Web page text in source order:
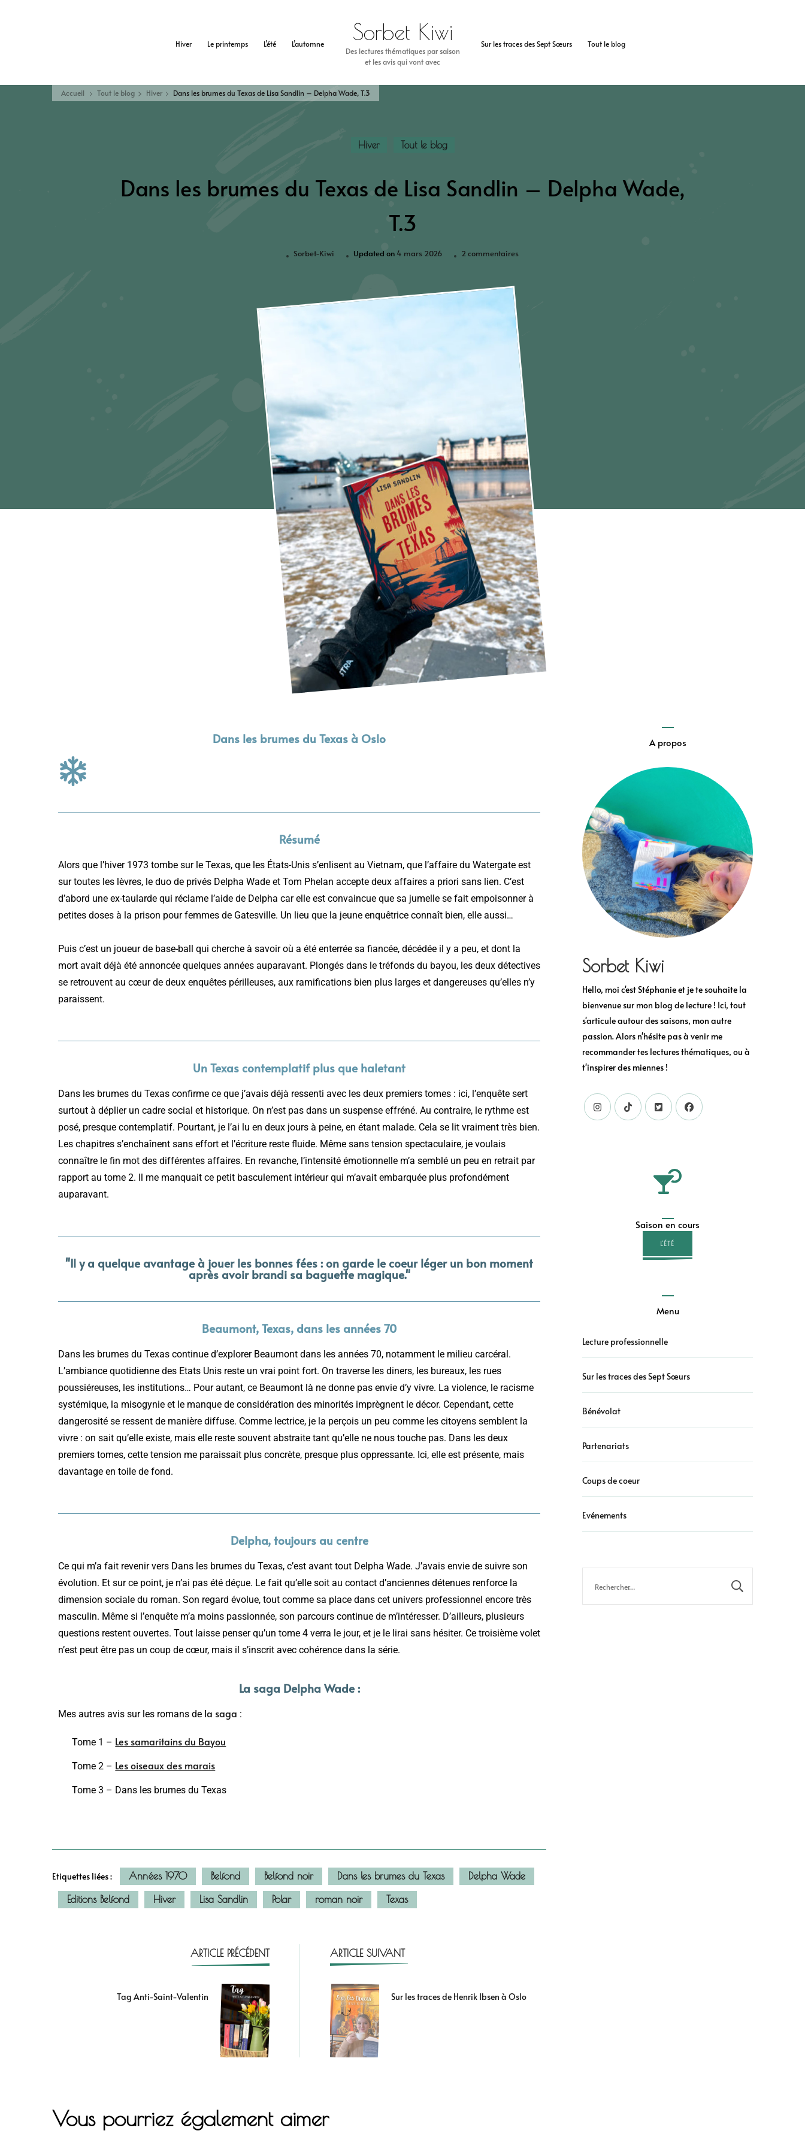
Hiver Le printemps L’été L’automne Sur les traces des Sept Sœurs Tout le blog
Sorbet Kiwi
Des lectures thématiques par saison
et les avis qui vont avec
Accueil Tout le blog Hiver Dans les brumes du Texas de Lisa Sandlin – Delpha Wade, T.3
Hiver Tout le blog
Dans les brumes du Texas de Lisa Sandlin – Delpha Wade,
T.3
Sorbet-Kiwi Updated on 4 mars 2026 2 commentaires
Dans les brumes du Texas à Oslo
Résumé
Alors que l’hiver 1973 tombe sur le Texas, que les États-Unis s’enlisent au Vietnam, que l’affaire du Watergate est
sur toutes les lèvres, le duo de privés Delpha Wade et Tom Phelan accepte deux affaires a priori sans lien. C’est
d’abord une ex-taularde qui réclame l’aide de Delpha car elle est convaincue que sa jumelle se fait empoisonner à
petites doses à la prison pour femmes de Gatesville. Un lieu que la jeune enquêtrice connaît bien, elle aussi…
Puis c’est un joueur de base-ball qui cherche à savoir où a été enterrée sa fiancée, décédée il y a peu, et dont la
mort avait déjà été annoncée quelques années auparavant. Plongés dans le tréfonds du bayou, les deux détectives
se retrouvent au cœur de deux enquêtes périlleuses, aux ramifications bien plus larges et dangereuses qu’elles n’y
paraissent.
Un Texas contemplatif plus que haletant
Dans les brumes du Texas confirme ce que j’avais déjà ressenti avec les deux premiers tomes : ici, l’enquête sert
surtout à déplier un cadre social et historique. On n’est pas dans un suspense effréné. Au contraire, le rythme est
posé, presque contemplatif. Pourtant, je l’ai lu en deux jours à peine, en étant malade. Cela se lit vraiment très bien.
Les chapitres s’enchaînent sans effort et l’écriture reste fluide. Même sans tension spectaculaire, je voulais
connaître le fin mot des différentes affaires. En revanche, l’intensité émotionnelle m’a semblé un peu en retrait par
rapport au tome 2. Il me manquait ce petit basculement intérieur qui m’avait embarquée plus profondément
auparavant.
"Il y a quelque avantage à jouer les bonnes fées : on garde le coeur léger un bon moment
après avoir brandi sa baguette magique."
Beaumont, Texas, dans les années 70
Dans les brumes du Texas continue d’explorer Beaumont dans les années 70, notamment le milieu carcéral.
L’ambiance quotidienne des Etats Unis reste un vrai point fort. On traverse les diners, les bureaux, les rues
poussiéreuses, les institutions… Pour autant, ce Beaumont là ne donne pas envie d’y vivre. La violence, le racisme
systémique, la misogynie et le manque de considération des minorités imprègnent le décor. Cependant, cette
dangerosité se ressent de manière diffuse. Comme lectrice, je la perçois un peu comme les citoyens semblent la
vivre : on sait qu’elle existe, mais elle reste souvent abstraite tant qu’elle ne nous touche pas. Dans les deux
premiers tomes, cette tension me paraissait plus concrète, presque plus oppressante. Ici, elle est présente, mais
davantage en toile de fond.
Delpha, toujours au centre
Ce qui m’a fait revenir vers Dans les brumes du Texas, c’est avant tout Delpha Wade. J’avais envie de suivre son
évolution. Et sur ce point, je n’ai pas été déçue. Le fait qu’elle soit au contact d’anciennes détenues renforce la
dimension sociale du roman. Son regard évolue, tout comme sa place dans cet univers professionnel encore très
masculin. Même si l’enquête m’a moins passionnée, son parcours continue de m’intéresser. D’ailleurs, plusieurs
questions restent ouvertes. Tout laisse penser qu’un tome 4 verra le jour, et je le lirai sans hésiter. Ce troisième volet
n’est peut être pas un coup de cœur, mais il s’inscrit avec cohérence dans la série.
La saga Delpha Wade :
Mes autres avis sur les romans de la saga :
Tome 1 – Les samaritains du Bayou
Tome 2 – Les oiseaux des marais
Tome 3 – Dans les brumes du Texas
Etiquettes liées : Années 1970 Belfond Belfond noir Dans les brumes du Texas
Delpha Wade
Editions Belfond
Hiver Lisa Sandlin Polar roman noir Texas
ARTICLE PRÉCÉDENT
Tag Anti-Saint-Valentin
ARTICLE SUIVANT
Sur les traces de Henrik Ibsen à Oslo
Vous pourriez également aimer
A propos
Sorbet Kiwi
Hello, moi c'est Stéphanie et je te souhaite la
bienvenue sur mon blog de lecture ! Ici, tout
s'articule autour des saisons, mon autre
passion. Alors n'hésite pas à venir me
recommander tes lectures thématiques, ou à
t'inspirer des miennes !
Saison en cours
L'ÉTÉ
Menu
Lecture professionnelle
Sur les traces des Sept Sœurs
Bénévolat
Partenariats
Coups de coeur
Evénements